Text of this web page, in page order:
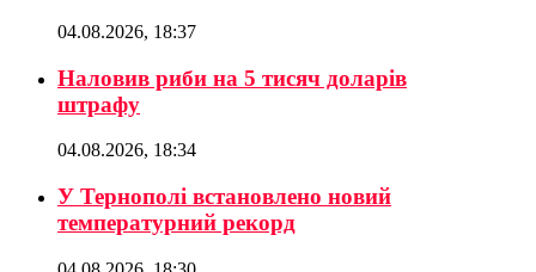
04.08.2026, 18:37
Наловив риби на 5 тисяч доларів
штрафу
04.08.2026, 18:34
У Тернополі встановлено новий
температурний рекорд